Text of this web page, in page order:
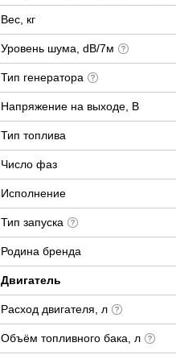
Вес, кг
Уровень шума, dB/7м
Тип генератора
Напряжение на выходе, В
Тип топлива
Число фаз
Исполнение
Тип запуска
Родина бренда
Двигатель
Расход двигателя, л
Объём топливного бака, л